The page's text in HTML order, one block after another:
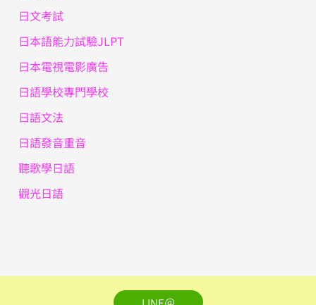
日文考試
日本語能力試驗JLPT
日本電視電影廣告
日語學校專門學校
日語文法
日語發音重音
聽歌學日語
觀光日語